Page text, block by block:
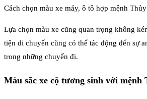
Cách chọn màu xe máy, ô tô hợp mệnh
Lựa chọn màu xe cũng quan trọng không
tiện di chuyển cũng có thể tác động đến sự
trong những chuyến đi.
Màu sắc xe cộ tương sinh với mệnh